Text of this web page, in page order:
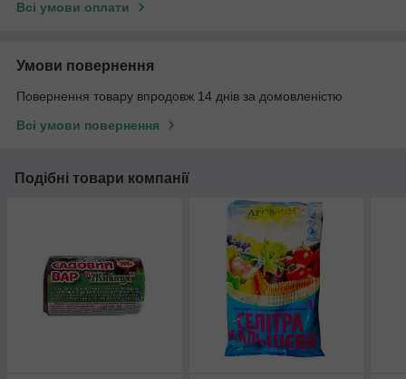
Всі умови оплати
Умови повернення
Повернення товару впродовж 14 днів за домовленістю
Всі умови повернення
Подібні товари компанії